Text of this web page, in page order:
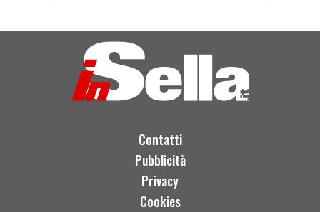
Contatti
Pubblicità
Privacy
Cookies